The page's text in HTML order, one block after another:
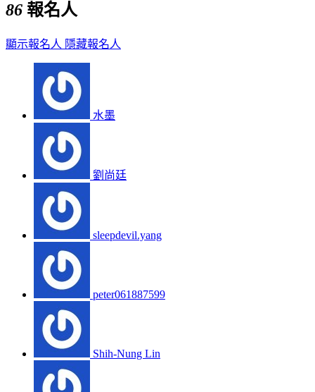
86 報名人
顯示報名人 隱藏報名人
水墨
劉尚廷
sleepdevil.yang
peter061887599
Shih-Nung Lin